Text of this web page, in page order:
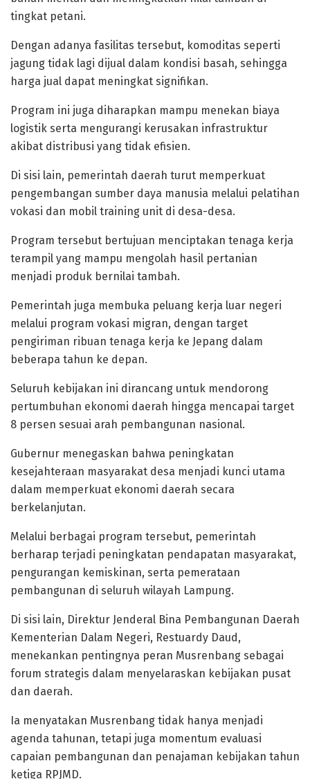
tingkat petani.
Dengan adanya fasilitas tersebut, komoditas seperti
jagung tidak lagi dijual dalam kondisi basah, sehingga
harga jual dapat meningkat signifikan.
Program ini juga diharapkan mampu menekan biaya
logistik serta mengurangi kerusakan infrastruktur
akibat distribusi yang tidak efisien.
Di sisi lain, pemerintah daerah turut memperkuat
pengembangan sumber daya manusia melalui pelatihan
vokasi dan mobil training unit di desa-desa.
Program tersebut bertujuan menciptakan tenaga kerja
terampil yang mampu mengolah hasil pertanian
menjadi produk bernilai tambah.
Pemerintah juga membuka peluang kerja luar negeri
melalui program vokasi migran, dengan target
pengiriman ribuan tenaga kerja ke Jepang dalam
beberapa tahun ke depan.
Seluruh kebijakan ini dirancang untuk mendorong
pertumbuhan ekonomi daerah hingga mencapai target
8 persen sesuai arah pembangunan nasional.
Gubernur menegaskan bahwa peningkatan
kesejahteraan masyarakat desa menjadi kunci utama
dalam memperkuat ekonomi daerah secara
berkelanjutan.
Melalui berbagai program tersebut, pemerintah
berharap terjadi peningkatan pendapatan masyarakat,
pengurangan kemiskinan, serta pemerataan
pembangunan di seluruh wilayah Lampung.
Di sisi lain, Direktur Jenderal Bina Pembangunan Daerah
Kementerian Dalam Negeri, Restuardy Daud,
menekankan pentingnya peran Musrenbang sebagai
forum strategis dalam menyelaraskan kebijakan pusat
dan daerah.
Ia menyatakan Musrenbang tidak hanya menjadi
agenda tahunan, tetapi juga momentum evaluasi
capaian pembangunan dan penajaman kebijakan tahun
ketiga RPJMD.